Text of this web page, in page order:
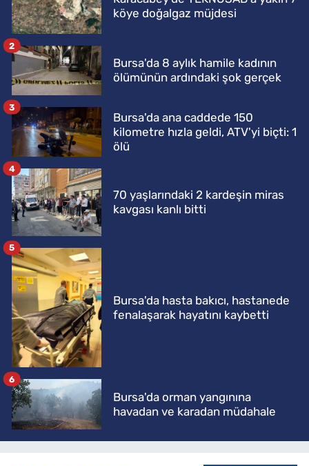
köye doğalgaz müjdesi
Bursa'da 8 aylık hamile kadının
ölümünün ardındaki şok gerçek
2
Bursa'da ana caddede 150
kilometre hızla geldi, ATV'yi biçti: 1
ölü
3
70 yaşlarındaki 2 kardeşin miras
kavgası kanlı bitti
4
Bursa'da hasta bakıcı, hastanede
fenalaşarak hayatını kaybetti
5
Bursa'da orman yangınına
havadan ve karadan müdahale
6